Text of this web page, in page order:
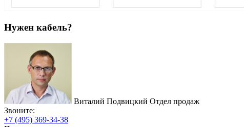
Нужен кабель?
Виталий Подвицкий Отдел продаж
Звоните:
+7 (495) 369-34-38